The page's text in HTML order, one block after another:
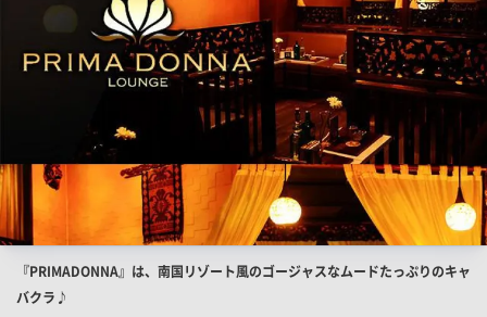
店
舗
『PRIMADONNA』は、南国リゾート風のゴージャスなムードたっぷりのキャ
バクラ♪